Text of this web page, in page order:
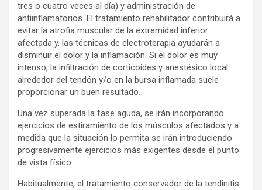
tres o cuatro veces al día) y administración de
antiinflamatorios. El tratamiento rehabilitador contribuirá a
evitar la atrofia muscular de la extremidad inferior
afectada y, las técnicas de electroterapia ayudarán a
disminuir el dolor y la inflamación. Si el dolor es muy
intenso, la infiltración de corticoides y anestésico local
alrededor del tendón y/o en la bursa inflamada suele
proporcionar un buen resultado.
Una vez superada la fase aguda, se irán incorporando
ejercicios de estiramiento de los músculos afectados y a
medida que la situación lo permita se irán introduciendo
progresivamente ejercicios más exigentes desde el punto
de vista físico.
Habitualmente, el tratamiento conservador de la tendinitis